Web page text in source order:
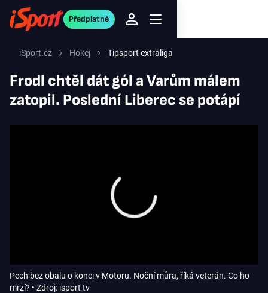
Předplatné
iSport.cz Hokej Tipsport extraliga
Frodl chtěl dát gól a Varům málem
zatopil. Poslední Liberec se potápí
Pech bez obalu o konci v Motoru. Noční můra, říká veterán. Co ho
mrzí? • Zdroj: isport tv